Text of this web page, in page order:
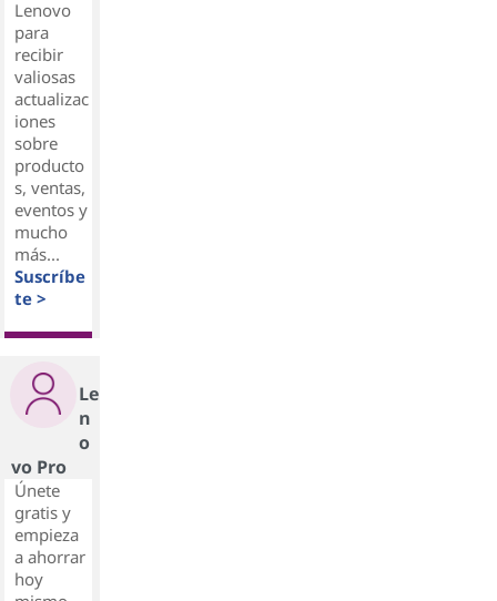
Lenovo
para
recibir
valiosas
actualizac
iones
sobre
producto
s, ventas,
eventos y
mucho
más...
Suscríbe
te >
Le
n
o
vo Pro
Únete
gratis y
empieza
a ahorrar
hoy